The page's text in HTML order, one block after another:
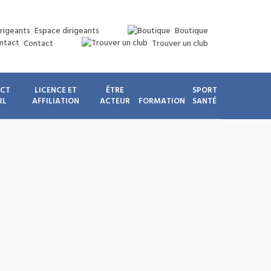
Espace dirigeants
Boutique
Contact
Trouver un club
LICENCE ET
AFFILIATION
ÊTRE
ACTEUR
FORMATION
SPORT
SANTÉ